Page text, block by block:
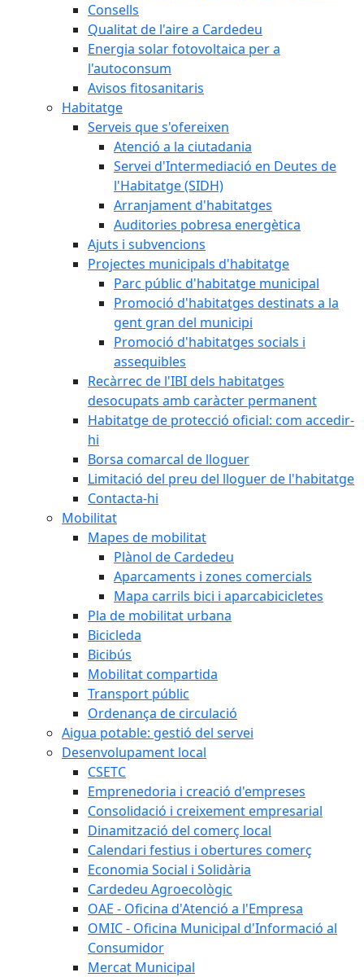
Consells
Qualitat de l'aire a Cardedeu
Energia solar fotovoltaica per a
l'autoconsum
Avisos fitosanitaris
Habitatge
Serveis que s'ofereixen
Atenció a la ciutadania
Servei d'Intermediació en Deutes de
l'Habitatge (SIDH)
Arranjament d'habitatges
Auditories pobresa energètica
Ajuts i subvencions
Projectes municipals d'habitatge
Parc públic d'habitatge municipal
Promoció d'habitatges destinats a la
gent gran del municipi
Promoció d'habitatges socials i
assequibles
Recàrrec de l'IBI dels habitatges
desocupats amb caràcter permanent
Habitatge de protecció oficial: com accedir-
hi
Borsa comarcal de lloguer
Limitació del preu del lloguer de l'habitatge
Contacta-hi
Mobilitat
Mapes de mobilitat
Plànol de Cardedeu
Aparcaments i zones comercials
Mapa carrils bici i aparcabicicletes
Pla de mobilitat urbana
Bicicleda
Bicibús
Mobilitat compartida
Transport públic
Ordenança de circulació
Aigua potable: gestió del servei
Desenvolupament local
CSETC
Emprenedoria i creació d'empreses
Consolidació i creixement empresarial
Dinamització del comerç local
Calendari festius i obertures comerç
Economia Social i Solidària
Cardedeu Agroecològic
OAE - Oficina d'Atenció a l'Empresa
OMIC - Oficina Municipal d'Informació al
Consumidor
Mercat Municipal